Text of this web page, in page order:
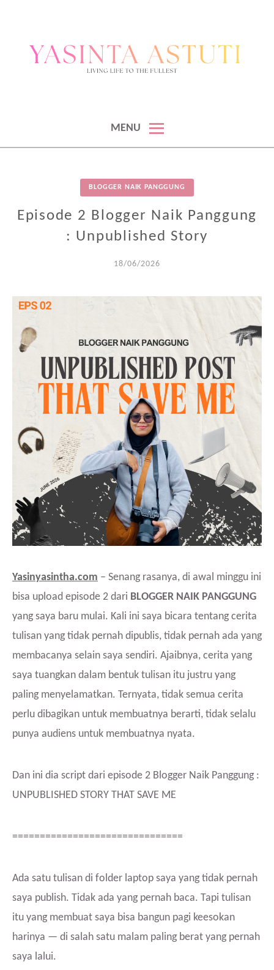
MENU
BLOGGER NAIK PANGGUNG
Episode 2 Blogger Naik Panggung
: Unpublished Story
18/06/2026
Yasinyasintha.com – Senang rasanya, di awal minggu ini
bisa upload episode 2 dari BLOGGER NAIK PANGGUNG
yang saya baru mulai. Kali ini saya bicara tentang cerita
tulisan yang tidak pernah dipublis, tidak pernah ada yang
membacanya selain saya sendiri. Ajaibnya, cerita yang
saya tuangkan dalam bentuk tulisan itu justru yang
paling menyelamatkan. Ternyata, tidak semua cerita
perlu dibagikan untuk membuatnya berarti, tidak selalu
punya audiens untuk membuatnya nyata.
Dan ini dia script dari episode 2 Blogger Naik Panggung :
UNPUBLISHED STORY THAT SAVE ME
===============================
Ada satu tulisan di folder laptop saya yang tidak pernah
saya publish. Tidak ada yang pernah baca. Tapi tulisan
itu yang membuat saya bisa bangun pagi keesokan
harinya — di salah satu malam paling berat yang pernah
saya lalui.